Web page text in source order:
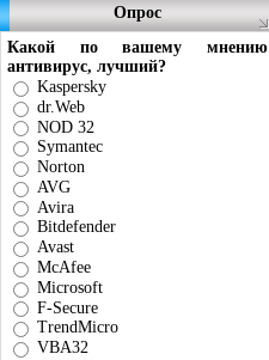
Опрос
Какой по вашему мнению
антивирус, лучший?
Kaspersky
dr.Web
NOD 32
Symantec
Norton
AVG
Avira
Bitdefender
Avast
McAfee
Microsoft
F-Secure
TrendMicro
VBA32